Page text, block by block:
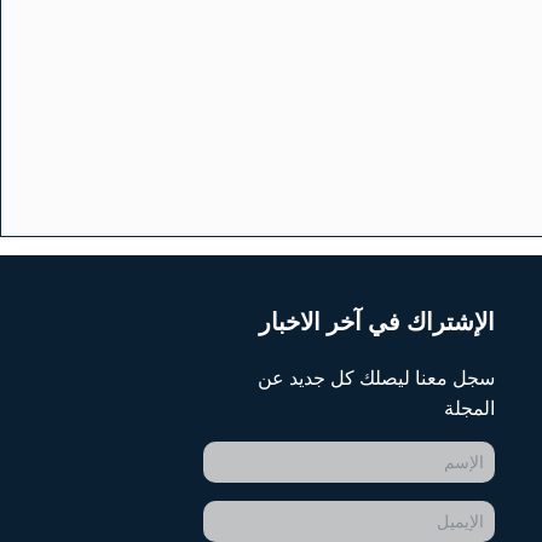
الإشتراك في آخر الاخبار
سجل معنا ليصلك كل جديد عن
المجلة